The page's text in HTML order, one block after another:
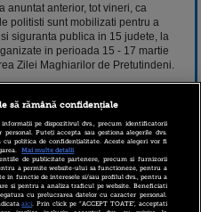
anuntat anterior, tot vineri, ca
politisti sunt mobilizati pentru a
siguranta publica in 15 judete, la
in perioada 15 - 17 martie
Zilei Maghiarilor de Pretutindeni.
Basescu le-a transmis, joi, un
maghiari care se anunta in numar
in urmatoarele zile, ca "oricine poate
in plin sejur de pe teritoriul
respecta legile si Constitutia". Seful
pe politicienii maghiari "sa aiba in
nu va toleramesajecare sa
să rămână confidențiale
pe dispozitivul dvs., precum identificatorii
Puteți accepta sau gestiona alegerile dvs.
politica de confidențialitate. Aceste alegeri vor fi
Mai multe detalii
de publicitate partenere, precum si furnizorii
a permite website-ului sa functioneze, pentru a
in functie de interesele si/sau profilul dvs., pentru a
si pentru a analiza traficul pe website. Beneficiati
cu prelucrarea datelor cu caracter personal.
aici. Prin click pe “ACCEPT TOATE”, acceptati